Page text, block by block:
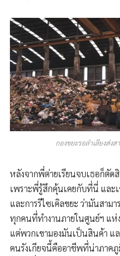
กองขยะรอลำเลียงส่ง
หลังจากพี่ต่ายเรียนจบเธอก็ตัด
เพราะพี่รู้สึกคุ้นเคยกับที่นี่ และ
และการรีไซเคิลขยะ ว่ามันสามา
ทุกคนที่ทำงานภายในศูนย์ฯ แห่ง
แต่พวกเขามองมันเป็นสินค้า แ
คนรังเกียจนี้คืออาชีพที่น่าภาคภู